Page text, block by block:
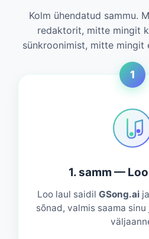
Kolm ühendatud sammu.
redaktorit, mitte mingit
sünkroonimist, mitte mingit
1
1. samm —
Loo laul saidil GSong.aija
sõnad, valmis saama